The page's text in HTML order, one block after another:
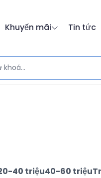
Khuyến mãi Tin tức
40 triệu40-60 triệu